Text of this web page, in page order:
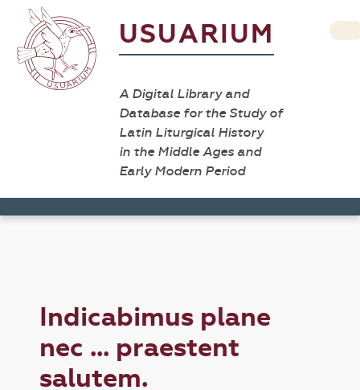
USUARIUM
A Digital Library and
Database for the Study of
Latin Liturgical History
in the Middle Ages and
Early Modern Period
Indicabimus plane
nec ... praestent
salutem.